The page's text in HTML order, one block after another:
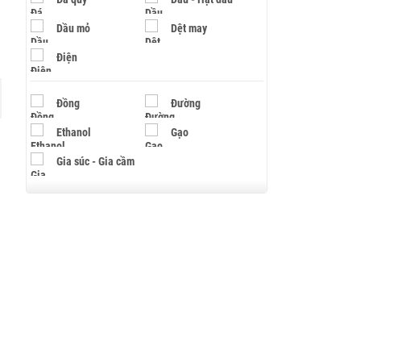
Dầu mỏ Dệt may
Điện
Đồng Đường
Ethanol Gạo
Gia súc - Gia cầm